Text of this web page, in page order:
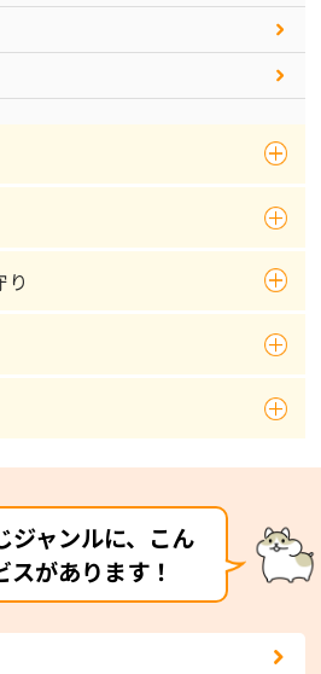
り
ジャンルに、こん
スがあります！